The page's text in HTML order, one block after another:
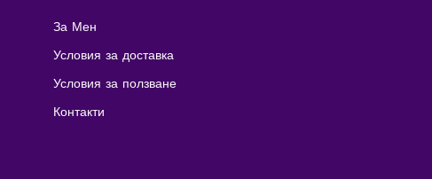
За Мен
Условия за доставка
Условия за ползване
Контакти